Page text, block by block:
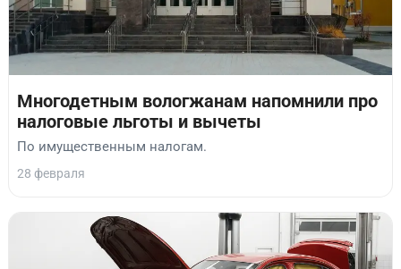
Многодетным вологжанам напомнили про
налоговые льготы и вычеты
По имущественным налогам.
28 февраля